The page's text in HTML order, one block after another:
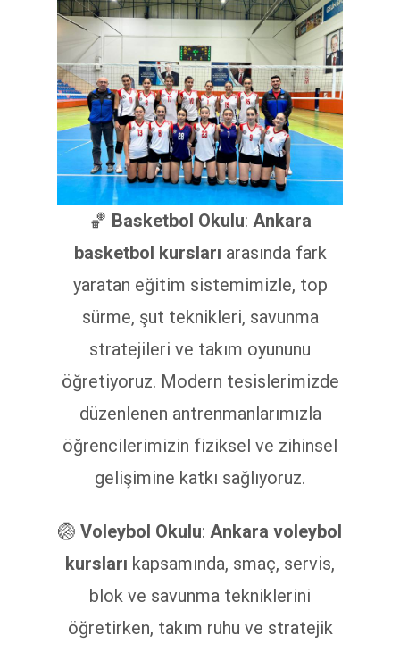
🏀 Basketbol Okulu: Ankara
basketbol kursları arasında fark
yaratan eğitim sistemimizle, top
sürme, şut teknikleri, savunma
stratejileri ve takım oyununu
öğretiyoruz. Modern tesislerimizde
düzenlenen antrenmanlarımızla
öğrencilerimizin fiziksel ve zihinsel
gelişimine katkı sağlıyoruz.
🏐 Voleybol Okulu: Ankara voleybol
kursları kapsamında, smaç, servis,
blok ve savunma tekniklerini
öğretirken, takım ruhu ve stratejik